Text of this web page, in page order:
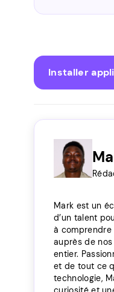
Installer
Mark est un
d’un talent
à
auprès de
entier.
et de tout ce
technologie,